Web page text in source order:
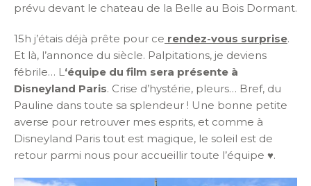
prévu devant le chateau de la Belle au Bois Dormant.
15h j’étais déjà prête pour ce rendez-vous surprise.
Et là, l’annonce du siècle. Palpitations, je deviens
fébrile… L ‘équipe du film sera présente à
Disneyland Paris. Crise d’hystérie, pleurs… Bref, du
Pauline dans toute sa splendeur ! Une bonne petite
averse pour retrouver mes esprits, et comme à
Disneyland Paris tout est magique, le soleil est de
retour parmi nous pour accueillir toute l’équipe ♥.